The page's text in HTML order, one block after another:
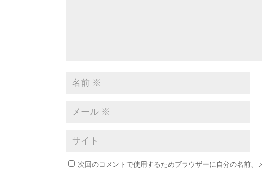
次回のコメントで使用するためブラウザーに自分の名前、